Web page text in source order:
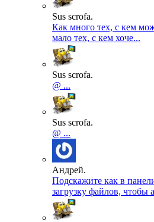
Sus scrofa.
Как много тех, с кем
мало тех, с кем хоче...
Sus scrofa.
@ ...
Sus scrofa.
@ ...
Андрей.
Подскажите как в
загрузку файлов, чтобы